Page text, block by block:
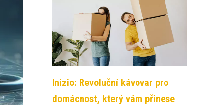
Inizio: Revoluční kávovar pro
domácnost, který vám přinese